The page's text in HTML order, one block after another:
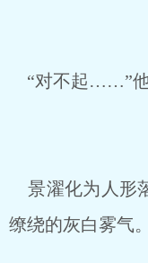
“对不起……”他
景濯化为人形
缭绕的灰白雾气。